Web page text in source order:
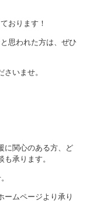
おります！
思われた方は、ぜひ
いませ。
に関心のある方、ど
承ります。
ームページより承り